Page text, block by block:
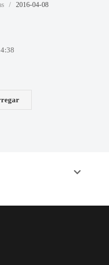
/ 2016-04-08
4:38